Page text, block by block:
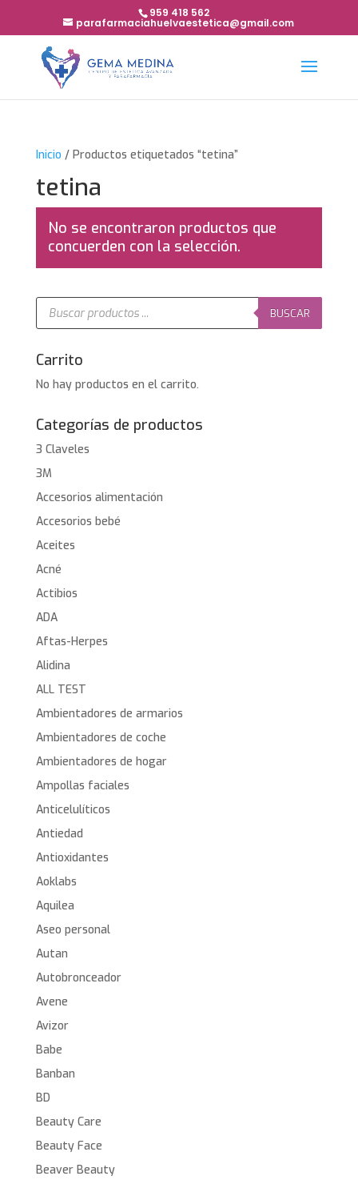
959 418 562
parafarmaciahuelvaestetica@gmail.com
Inicio / Productos etiquetados “tetina”
tetina
No se encontraron productos que
concuerden con la selección.
Búsqueda
productos
BUSCAR
Carrito
No hay productos en el carrito.
Categorías de productos
3 Claveles
3M
Accesorios alimentación
Accesorios bebé
Aceites
Acné
Actibios
ADA
Aftas-Herpes
Alidina
ALL TEST
Ambientadores de armarios
Ambientadores de coche
Ambientadores de hogar
Ampollas faciales
Anticelulíticos
Antiedad
Antioxidantes
Aoklabs
Aquilea
Aseo personal
Autan
Autobronceador
Avene
Avizor
Babe
Banban
BD
Beauty Care
Beauty Face
Beaver Beauty